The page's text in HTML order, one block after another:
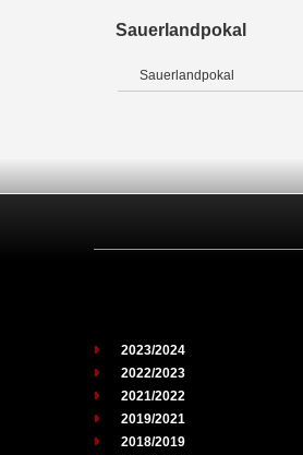
Sauerlandpokal
Sauerlandpokal
2023/2024
2022/2023
2021/2022
2019/2021
2018/2019